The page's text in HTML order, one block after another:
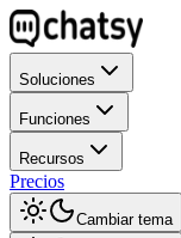
Soluciones
Funciones
Recursos
Precios
Cambiar tema